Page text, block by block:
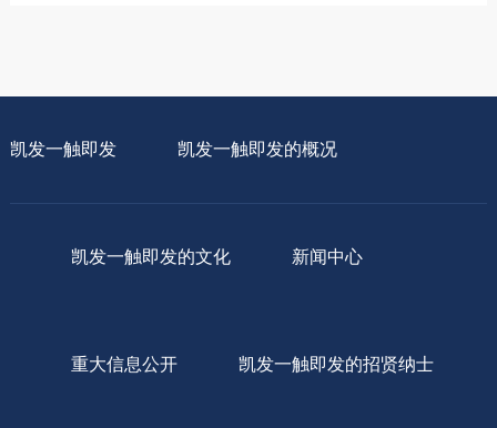
凯发一触即发 凯发一触即发的概况
凯发一触即发的文化 新闻中心
重大信息公开 凯发一触即发的招贤纳士